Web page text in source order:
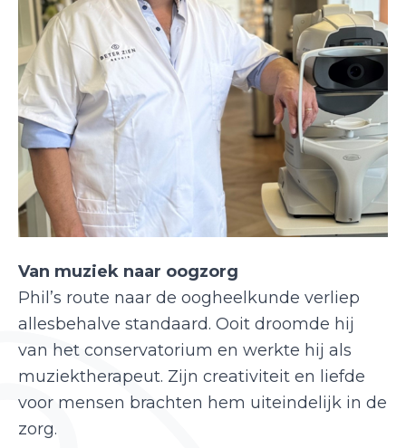
Van muziek naar oogzorg
Phil’s route naar de oogheelkunde verliep
allesbehalve standaard. Ooit droomde hij
van het conservatorium en werkte hij als
muziektherapeut. Zijn creativiteit en liefde
voor mensen brachten hem uiteindelijk in de
zorg.